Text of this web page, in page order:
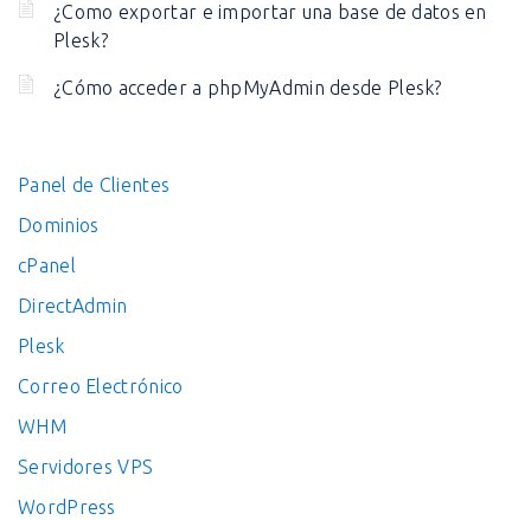
¿Como exportar e importar una base de datos en
Plesk?
¿Cómo acceder a phpMyAdmin desde Plesk?
Panel de Clientes
Dominios
cPanel
DirectAdmin
Plesk
Correo Electrónico
WHM
Servidores VPS
WordPress